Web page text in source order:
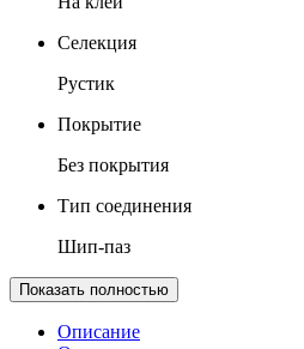
Селекция
Рустик
Покрытие
Без покрытия
Тип соединения
Шип-паз
Показать полностью
Описание